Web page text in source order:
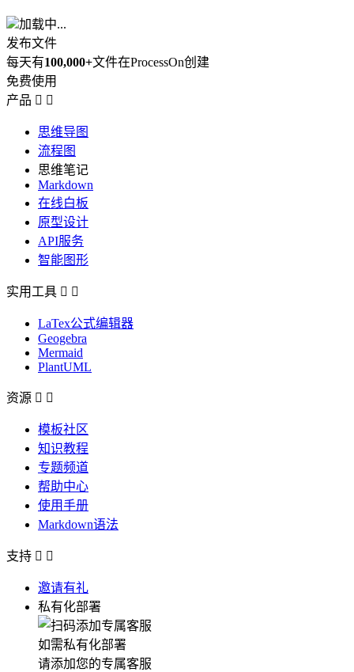
加载中...
发布文件
每天有100,000+文件在ProcessOn创建
免费使用
产品  
思维导图
流程图
思维笔记
Markdown
在线白板
原型设计
API服务
智能图形
实用工具  
LaTex公式编辑器
Geogebra
Mermaid
PlantUML
资源  
模板社区
知识教程
专题频道
帮助中心
使用手册
Markdown语法
支持  
邀请有礼
私有化部署
如需私有化部署
请添加您的专属客服